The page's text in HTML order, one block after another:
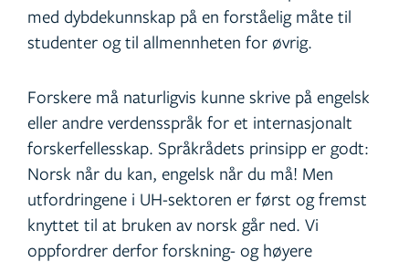
med dybdekunnskap på en forståelig måte til
studenter og til allmennheten for øvrig.
Forskere må naturligvis kunne skrive på engelsk
eller andre verdensspråk for et internasjonalt
forskerfellesskap. Språkrådets prinsipp er godt:
Norsk når du kan, engelsk når du må! Men
utfordringene i UH-sektoren er først og fremst
knyttet til at bruken av norsk går ned. Vi
oppfordrer derfor forskning- og høyere